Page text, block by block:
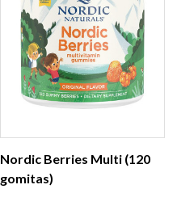
Nordic Berries Multi (120
gomitas)